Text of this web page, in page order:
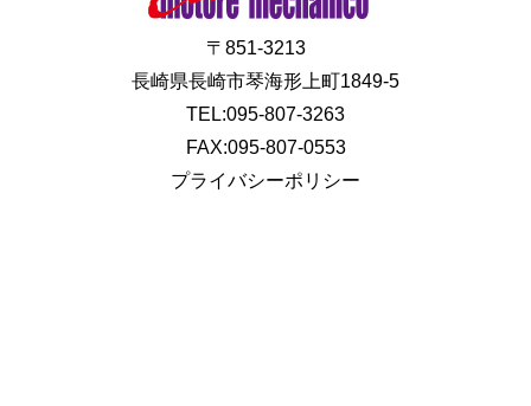
〒851-3213
長崎県長崎市琴海形上町1849-5
TEL:095-807-3263
FAX:095-807-0553
プライバシーポリシー